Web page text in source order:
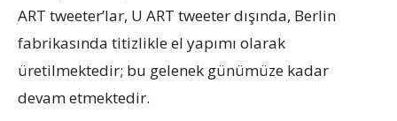
ART tweeter’lar, U ART tweeter dışında, Berlin
fabrikasında titizlikle el yapımı olarak
üretilmektedir; bu gelenek günümüze kadar
devam etmektedir.